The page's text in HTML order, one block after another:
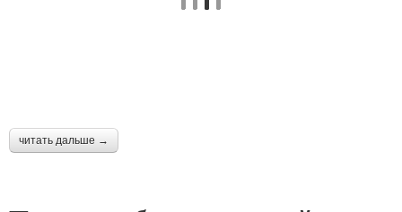
читать дальше →